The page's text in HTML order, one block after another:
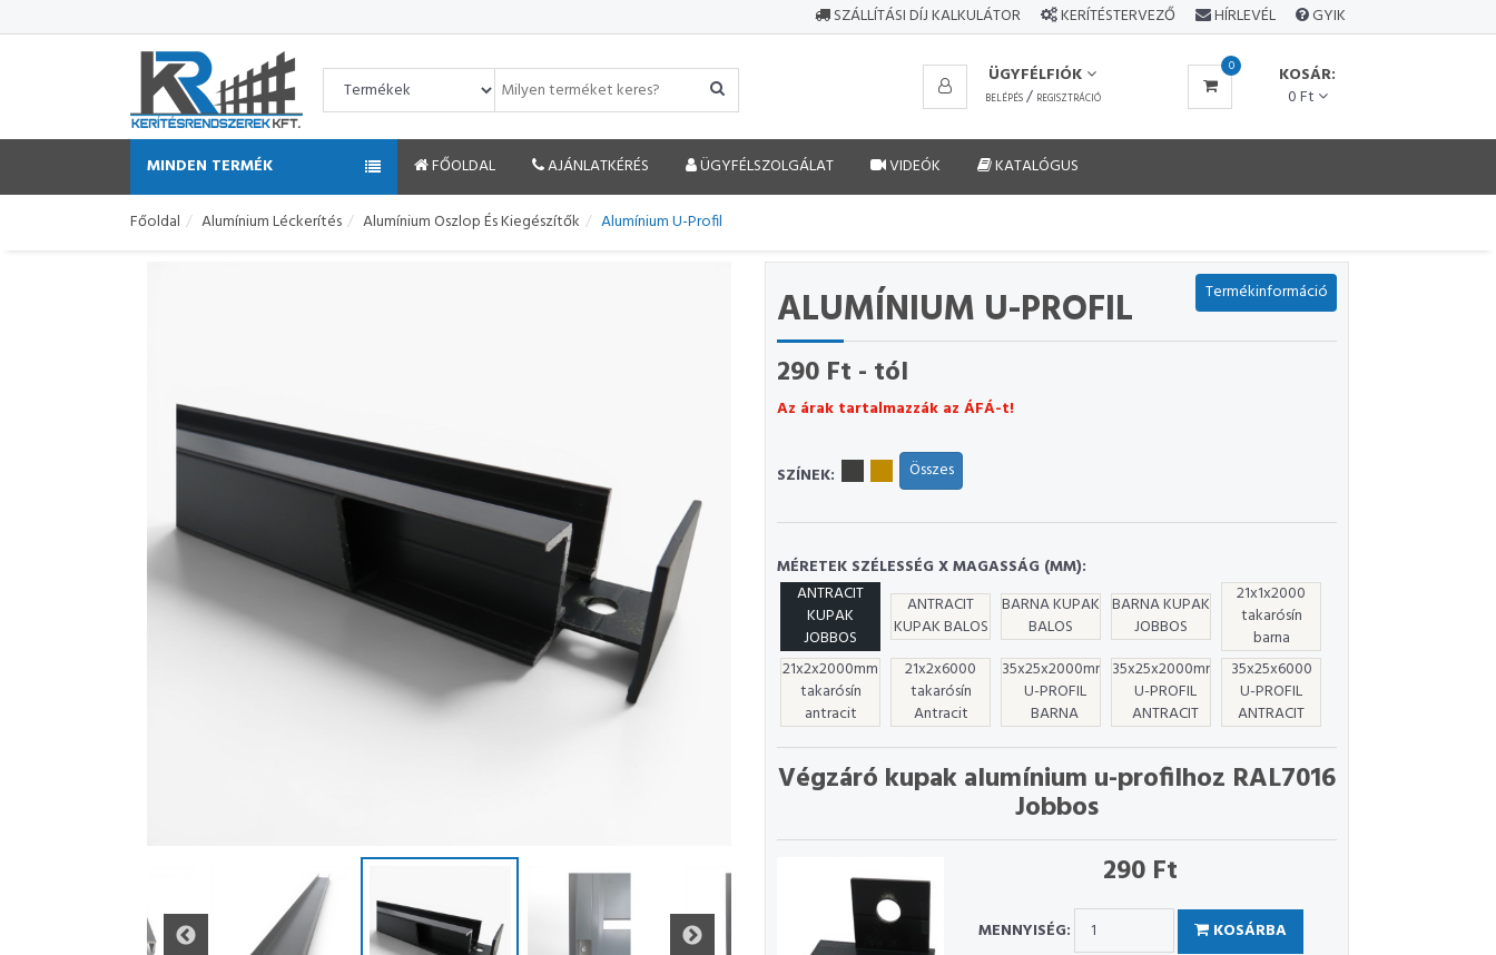
SZÁLLÍTÁSI DÍJ KALKULÁTOR KERÍTÉSTERVEZŐ HÍRLEVÉL GYIK
ÜGYFÉLFIÓK
BELÉPÉS/ REGISZTRÁCIÓ
0
KOSÁR:
0 Ft
MINDEN TERMÉK FŐOLDAL AJÁNLATKÉRÉS ÜGYFÉLSZOLGÁLAT VIDEÓK KATALÓGUS
Főoldal Alumínium Léckerítés Alumínium Oszlop És Kiegészítők Alumínium U-Profil
Termékinformáció
ALUMÍNIUM U-PROFIL
290 Ft - tól
Az árak tartalmazzák az ÁFÁ-t!
SZÍNEK: Összes
MÉRETEK SZÉLESSÉG X MAGASSÁG (MM):
ANTRACIT
KUPAK
JOBBOS
ANTRACIT
KUPAK BALOS
BARNA KUPAK
BALOS
BARNA KUPAK
JOBBOS
21x1x2000
takarósín
barna
21x2x2000mm
takarósín
antracit
21x2x6000
takarósín
Antracit
35x25x2000mm
U-PROFIL
BARNA
35x25x2000mm
U-PROFIL
ANTRACIT
35x25x6000
U-PROFIL
ANTRACIT
Végzáró kupak alumínium u-profilhoz RAL7016
Jobbos
290 Ft
MENNYISÉG: KOSÁRBA